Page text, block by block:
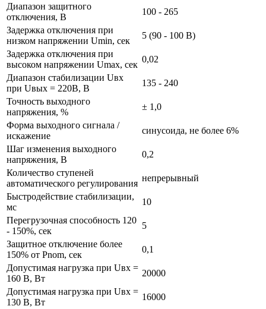
Диапазон защитного
отключения, В
100 - 265
Задержка отключения при
низком напряжении Umin, сек
5 (90 - 100 В)
Задержка отключения при
высоком напряжении Umax, сек
0,02
Диапазон стабилизации Uвх
при Uвых = 220В, В
135 - 240
Точность выходного
напряжения, %
± 1,0
Форма выходного сигнала /
искажение
синусоида, не более 6%
Шаг изменения выходного
напряжения, В
0,2
Количество ступеней
автоматического регулирования
непрерывный
Быстродействие стабилизации,
мс
10
Перегрузочная способность 120
- 150%, сек
5
Защитное отключение более
150% от Pnom, сек
0,1
Допустимая нагрузка при Uвх =
160 В, Вт
20000
Допустимая нагрузка при Uвх =
130 В, Вт
16000